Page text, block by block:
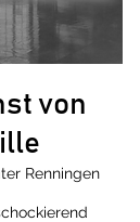
von
Renningen